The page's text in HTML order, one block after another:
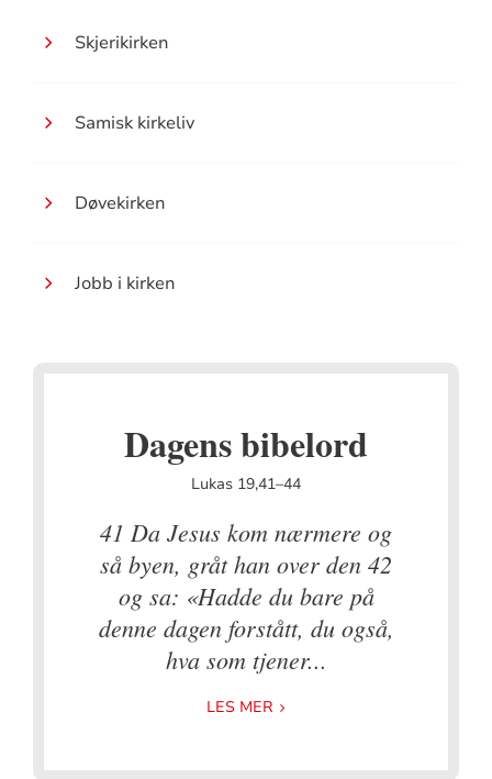
Skjerikirken
Samisk kirkeliv
Døvekirken
Jobb i kirken
Dagens bibelord
Lukas 19,41–44
41 Da Jesus kom nærmere og
så byen, gråt han over den 42
og sa: «Hadde du bare på
denne dagen forstått, du også,
hva som tjener...
LES MER